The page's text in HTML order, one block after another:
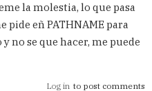
la molestia, lo que pasa
pide eñ PATHNAME para
no se que hacer, me puede
Log in to post comments